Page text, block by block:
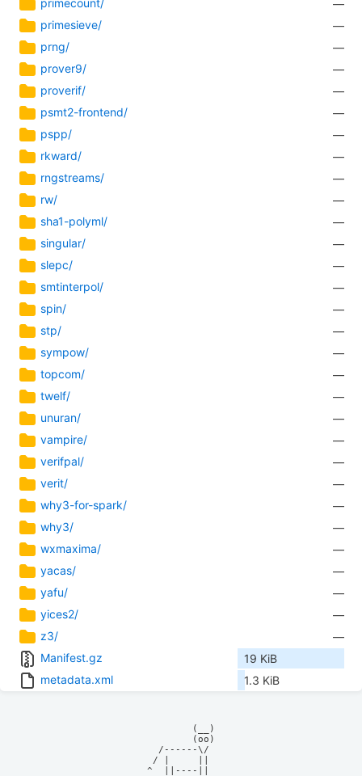
—
primesieve/
—
prng/
—
prover9/
—
proverif/
—
psmt2-frontend/
—
pspp/
—
rkward/
—
rngstreams/
—
rw/
—
sha1-polyml/
—
singular/
—
slepc/
—
smtinterpol/
—
spin/
—
stp/
—
sympow/
—
topcom/
—
twelf/
—
unuran/
—
vampire/
—
verifpal/
—
verit/
—
why3-for-spark/
—
why3/
—
wxmaxima/
—
yacas/
—
yafu/
—
yices2/
—
z3/
—
Manifest.gz
19 KiB
metadata.xml
1.3 KiB
            (__)
            (oo)
      /------\/
     / |     ||
    ^  ||----||